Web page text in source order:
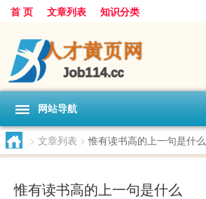
首 页 文章列表 知识分类
网站导航
> 文章列表 > 惟有读书高的上一句是什么
惟有读书高的上一句是什么